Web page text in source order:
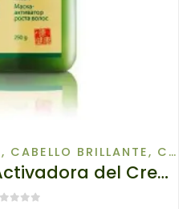
, CABELLO BRILLANTE, CARA, CUELLO Y ESCOTE
23402 Máscara Activadora del Crecimiento del Cabello TIANDE 250g